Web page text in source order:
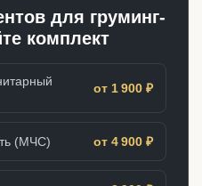
для груминг-
комплект
от 1 900 ₽
(МЧС) от 4 900 ₽